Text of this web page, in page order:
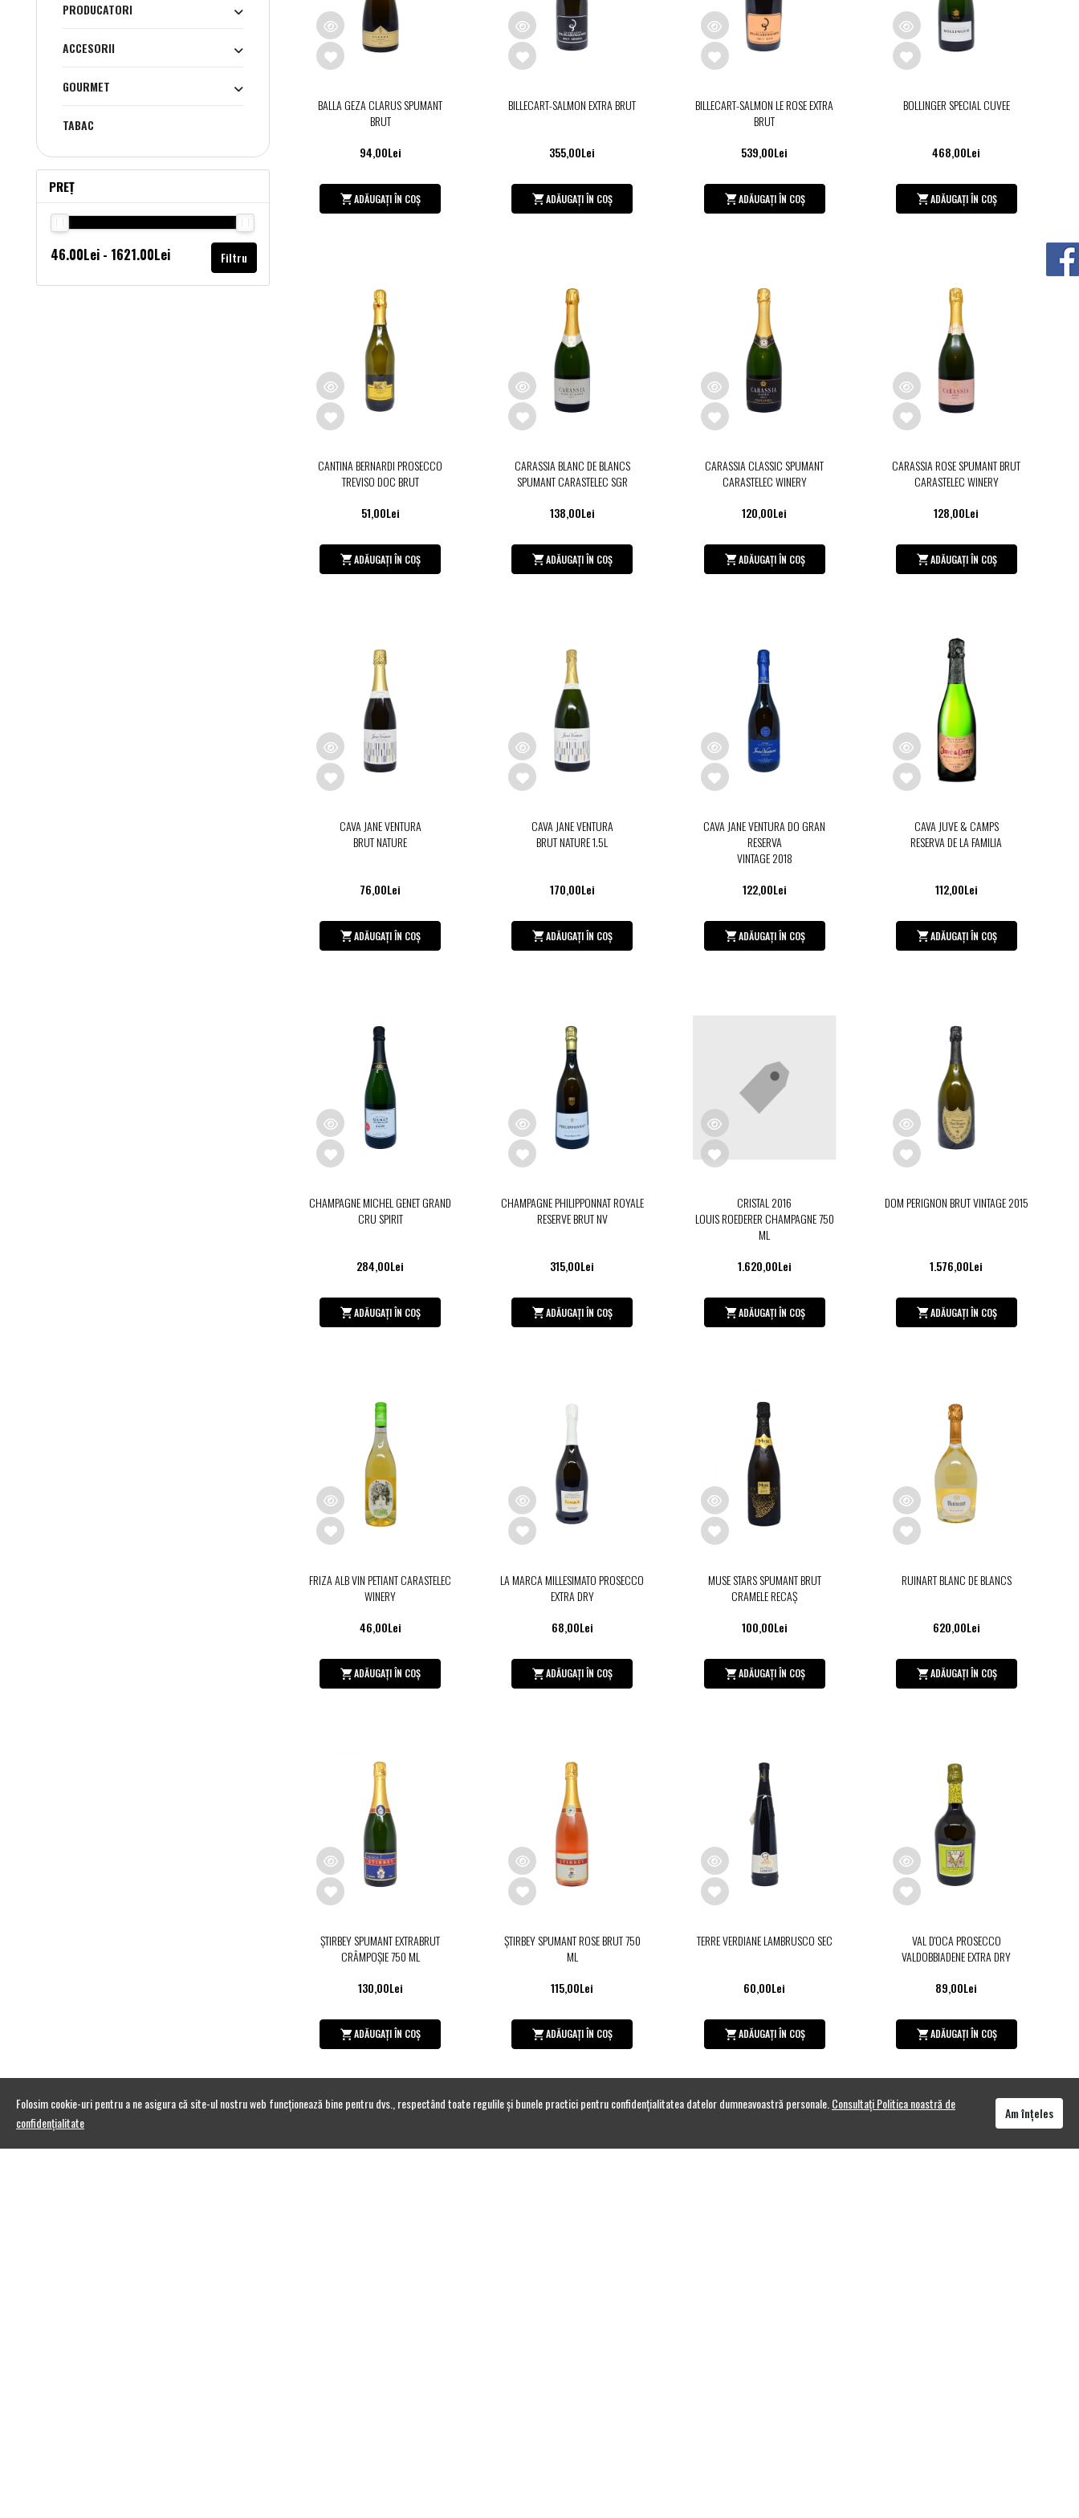
PRODUCATORI
ACCESORII
GOURMET
TABAC
PREȚ
Filtru
BALLA GEZA CLARUS SPUMANT
BRUT
94,00Lei
ADĂUGAȚI ÎN COȘ
BILLECART-SALMON EXTRA BRUT
355,00Lei
ADĂUGAȚI ÎN COȘ
BILLECART-SALMON LE ROSE EXTRA
BRUT
539,00Lei
ADĂUGAȚI ÎN COȘ
BOLLINGER SPECIAL CUVEE
468,00Lei
ADĂUGAȚI ÎN COȘ
CANTINA BERNARDI PROSECCO
TREVISO DOC BRUT
51,00Lei
ADĂUGAȚI ÎN COȘ
CARASSIA BLANC DE BLANCS
SPUMANT CARASTELEC SGR
138,00Lei
ADĂUGAȚI ÎN COȘ
CARASSIA CLASSIC SPUMANT
CARASTELEC WINERY
120,00Lei
ADĂUGAȚI ÎN COȘ
CARASSIA ROSE SPUMANT BRUT
CARASTELEC WINERY
128,00Lei
ADĂUGAȚI ÎN COȘ
CAVA JANE VENTURA
BRUT NATURE
76,00Lei
ADĂUGAȚI ÎN COȘ
CAVA JANE VENTURA
BRUT NATURE 1.5L
170,00Lei
ADĂUGAȚI ÎN COȘ
CAVA JANE VENTURA DO GRAN
RESERVA
VINTAGE 2018
122,00Lei
ADĂUGAȚI ÎN COȘ
CAVA JUVE & CAMPS
RESERVA DE LA FAMILIA
112,00Lei
ADĂUGAȚI ÎN COȘ
CHAMPAGNE MICHEL GENET GRAND
CRU SPIRIT
284,00Lei
ADĂUGAȚI ÎN COȘ
CHAMPAGNE PHILIPPONNAT ROYALE
RESERVE BRUT NV
315,00Lei
ADĂUGAȚI ÎN COȘ
CRISTAL 2016
LOUIS ROEDERER CHAMPAGNE 750
ML
1.620,00Lei
ADĂUGAȚI ÎN COȘ
DOM PERIGNON BRUT VINTAGE 2015
1.576,00Lei
ADĂUGAȚI ÎN COȘ
FRIZA ALB VIN PETIANT CARASTELEC
WINERY
46,00Lei
ADĂUGAȚI ÎN COȘ
LA MARCA MILLESIMATO PROSECCO
EXTRA DRY
68,00Lei
ADĂUGAȚI ÎN COȘ
MUSE STARS SPUMANT BRUT
CRAMELE RECAȘ
100,00Lei
ADĂUGAȚI ÎN COȘ
RUINART BLANC DE BLANCS
620,00Lei
ADĂUGAȚI ÎN COȘ
ŞTIRBEY SPUMANT EXTRABRUT
CRÂMPOŞIE 750 ML
130,00Lei
ADĂUGAȚI ÎN COȘ
ŞTIRBEY SPUMANT ROSE BRUT 750
ML
115,00Lei
ADĂUGAȚI ÎN COȘ
TERRE VERDIANE LAMBRUSCO SEC
60,00Lei
ADĂUGAȚI ÎN COȘ
VAL D'OCA PROSECCO
VALDOBBIADENE EXTRA DRY
89,00Lei
ADĂUGAȚI ÎN COȘ
OUT OF STOCK OUT OF STOCK
Folosim cookie-uri pentru a ne asigura că site-ul nostru web funcționează bine pentru dvs., respectând toate regulile și bunele practici pentru confidențialitatea datelor dumneavoastră personale. Consultați Politica noastră de
confidențialitate
Am înțeles